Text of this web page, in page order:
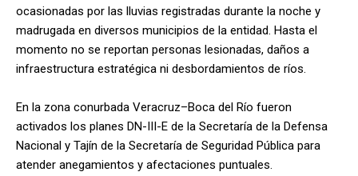
ocasionadas por las lluvias registradas durante la noche y
madrugada en diversos municipios de la entidad. Hasta el
momento no se reportan personas lesionadas, daños a
infraestructura estratégica ni desbordamientos de ríos.
En la zona conurbada Veracruz–Boca del Río fueron
activados los planes DN-III-E de la Secretaría de la Defensa
Nacional y Tajín de la Secretaría de Seguridad Pública para
atender anegamientos y afectaciones puntuales.